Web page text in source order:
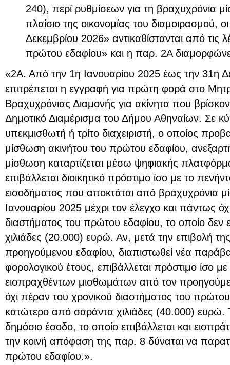
240), περί ρυθμίσεων για τη βραχυχρόνια
πλαίσιο της οικονομίας του διαμοιρασμού,
Δεκεμβρίου 2026» αντικαθίστανται από τις
πρώτου εδαφίου» και η παρ. 2Α
«2Α. Από την 1η Ιανουαρίου 2025 έως την 31η
επιτρέπεται η εγγραφή για πρώτη φορά στο
Βραχυχρόνιας Διαμονής για ακίνητα που
Δημοτικό Διαμέρισμα του Δήμου Αθηναίων. Σε
υπεκμισθωτή ή τρίτο διαχειριστή, ο οποίος
μίσθωση ακινήτου του πρώτου εδαφίου,
μίσθωση καταρτίζεται μέσω ψηφιακής
επιβάλλεται διοικητικό πρόστιμο ίσο με το
εισοδήματος που αποκτάται από βραχυχρόνια
Ιανουαρίου 2025 μέχρι τον έλεγχο και πάντως
διαστήματος του πρώτου εδαφίου, το οποίο δεν
χιλιάδες (20.000) ευρώ. Αν, μετά την επιβολή
προηγούμενου εδαφίου, διαπιστωθεί νέα
φορολογικού έτους, επιβάλλεται πρόστιμο ίσο
εισπραχθέντων μισθωμάτων από τον
όχι πέραν του χρονικού διαστήματος του
κατώτερο από σαράντα χιλιάδες (40.000) ευρώ.
δημόσιο έσοδο, το οποίο επιβάλλεται και
την κοινή απόφαση της παρ. 8 δύναται να
πρώτου εδαφίου.».